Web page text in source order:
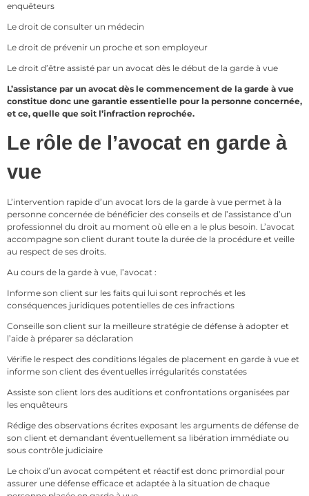
enquêteurs
Le droit de consulter un médecin
Le droit de prévenir un proche et son employeur
Le droit d’être assisté par un avocat dès le début de la garde à vue
L’assistance par un avocat dès le commencement de la garde à vue
constitue donc une garantie essentielle pour la personne concernée,
et ce, quelle que soit l’infraction reprochée.
Le rôle de l’avocat en garde à
vue
L’intervention rapide d’un avocat lors de la garde à vue permet à la
personne concernée de bénéficier des conseils et de l’assistance d’un
professionnel du droit au moment où elle en a le plus besoin. L’avocat
accompagne son client durant toute la durée de la procédure et veille
au respect de ses droits.
Au cours de la garde à vue, l’avocat :
Informe son client sur les faits qui lui sont reprochés et les
conséquences juridiques potentielles de ces infractions
Conseille son client sur la meilleure stratégie de défense à adopter et
l’aide à préparer sa déclaration
Vérifie le respect des conditions légales de placement en garde à vue et
informe son client des éventuelles irrégularités constatées
Assiste son client lors des auditions et confrontations organisées par
les enquêteurs
Rédige des observations écrites exposant les arguments de défense de
son client et demandant éventuellement sa libération immédiate ou
sous contrôle judiciaire
Le choix d’un avocat compétent et réactif est donc primordial pour
assurer une défense efficace et adaptée à la situation de chaque